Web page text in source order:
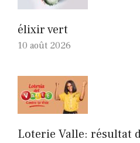
élixir vert
10 août 2026
Loterie Valle: résultat